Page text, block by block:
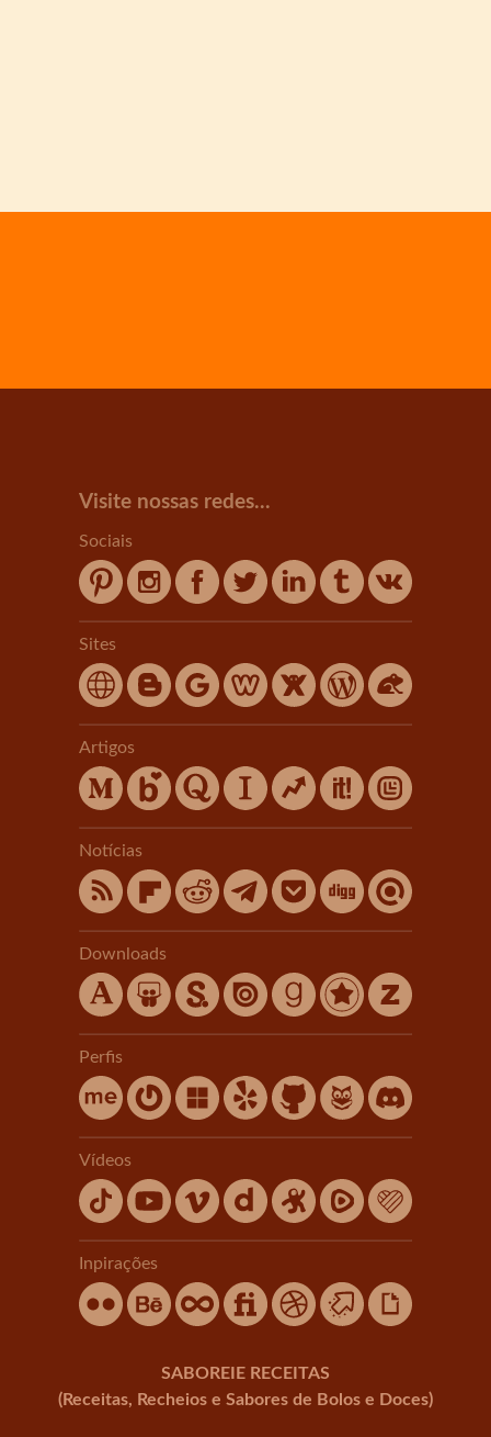
Visite nossas redes...
Sociais
Sites
Artigos
Notícias
Downloads
Perfis
Vídeos
Inpirações
SABOREIE RECEITAS
(Receitas, Recheios e Sabores de Bolos e Doces)